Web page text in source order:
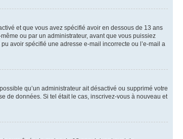
et que vous avez spécifié avoir en dessous de 13 ans
ou par un administrateur, avant que vous puissiez
avoir spécifié une adresse e-mail incorrecte ou l’e-mail a
qu’un administrateur ait désactivé ou supprimé votre
de données. Si tel était le cas, inscrivez-vous à nouveau et